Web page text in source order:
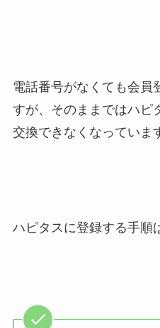
電話番号がなくても会員
すが、そのままではハピ
交換できなくなっていま
ハピタスに登録する手順